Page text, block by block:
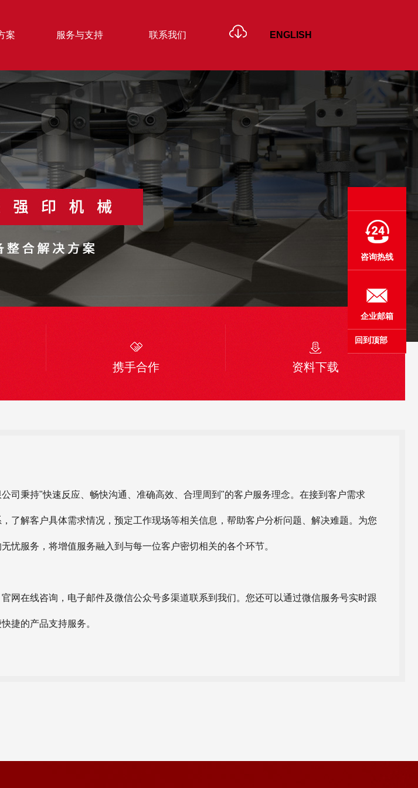
案
纸箱成型系列
- JAB系列 A型双片糊箱机
- JAB系列 双片糊箱机
- JWG 勾底糊箱机
- JWG-E 勾底糊箱机
- JWY 单边压合式糊箱机
- JWY 双边压合式糊箱机
- JWY-S 双边双控压合式糊箱机
- JWY-C 预折压合式糊箱机
- DL-1380B/1380Q 全自动 PP 带双头打
高速裱纸机
- GTM 高速裱纸机
- KTM 高速裱纸机
- FZ 全自动翻转机
服务与支持 联系我们 ENGLISH
携手合作 资料下载
司秉持"快速反应、畅快沟通、准确高效、合理周到"的客户服务理念。在接到客户需求
了解客户具体需求情况，预定工作现场等相关信息，帮助客户分析问题、解决难题。为您
忧服务，将增值服务融入到与每一位客户密切相关的各个环节。
网在线咨询，电子邮件及微信公众号多渠道联系到我们。您还可以通过微信服务号实时跟
捷的产品支持服务。
咨询热线
企业邮箱
回到顶部